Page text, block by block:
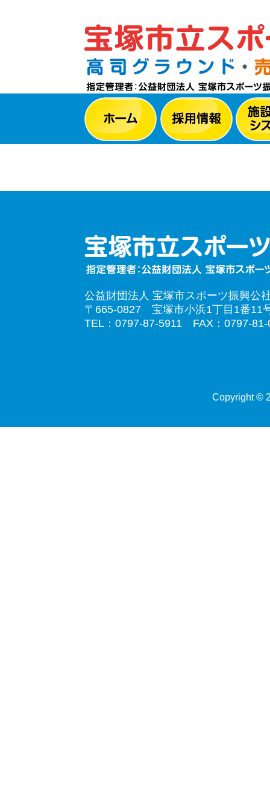
公益財団法人 宝塚市スポーツ振興公
〒665-0827 宝塚市小浜1丁目1番11
TEL：0797-87-5911 FAX：0797-81-
Copyright ©